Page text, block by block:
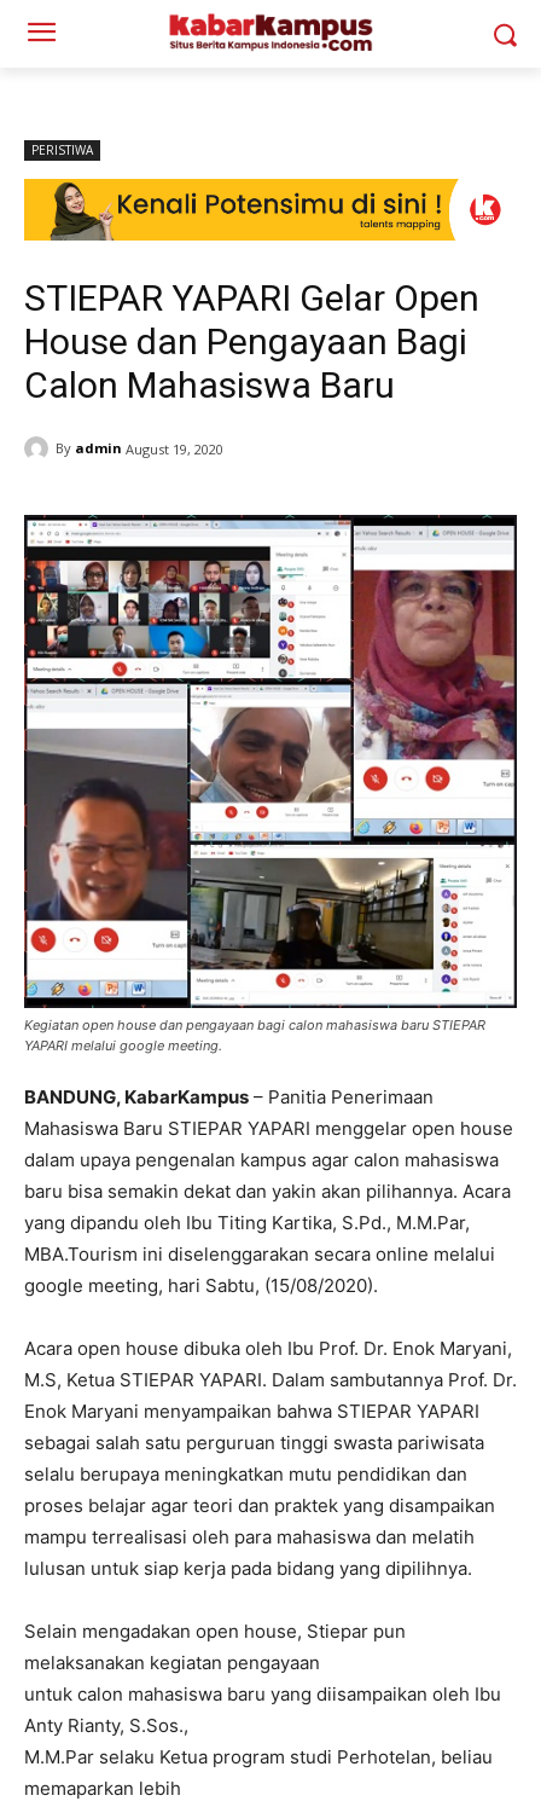
PERISTIWA
STIEPAR YAPARI Gelar Open
House dan Pengayaan Bagi
Calon Mahasiswa Baru
By admin August 19, 2020
Kegiatan open house dan pengayaan bagi calon mahasiswa baru STIEPAR
YAPARI melalui google meeting.
BANDUNG, KabarKampus – Panitia Penerimaan
Mahasiswa Baru STIEPAR YAPARI menggelar open house
dalam upaya pengenalan kampus agar calon mahasiswa
baru bisa semakin dekat dan yakin akan pilihannya. Acara
yang dipandu oleh Ibu Titing Kartika, S.Pd., M.M.Par,
MBA.Tourism ini diselenggarakan secara online melalui
google meeting, hari Sabtu, (15/08/2020).
Acara open house dibuka oleh Ibu Prof. Dr. Enok Maryani,
M.S, Ketua STIEPAR YAPARI. Dalam sambutannya Prof. Dr.
Enok Maryani menyampaikan bahwa STIEPAR YAPARI
sebagai salah satu perguruan tinggi swasta pariwisata
selalu berupaya meningkatkan mutu pendidikan dan
proses belajar agar teori dan praktek yang disampaikan
mampu terrealisasi oleh para mahasiswa dan melatih
lulusan untuk siap kerja pada bidang yang dipilihnya.
Selain mengadakan open house, Stiepar pun
melaksanakan kegiatan pengayaan
untuk calon mahasiswa baru yang diisampaikan oleh Ibu
Anty Rianty, S.Sos.,
M.M.Par selaku Ketua program studi Perhotelan, beliau
memaparkan lebih